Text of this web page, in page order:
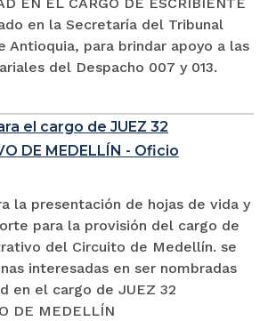
en la Secretaría del Tribunal
Antioquia, para brindar apoyo a las
del Despacho 007 y 013.
el cargo de JUEZ 32
DE MEDELLÍN - Oficio
la presentación de hojas de vida y
para la provisión del cargo de
del Circuito de Medellín. se
interesadas en ser nombradas
en el cargo de JUEZ 32
DE MEDELLÍN